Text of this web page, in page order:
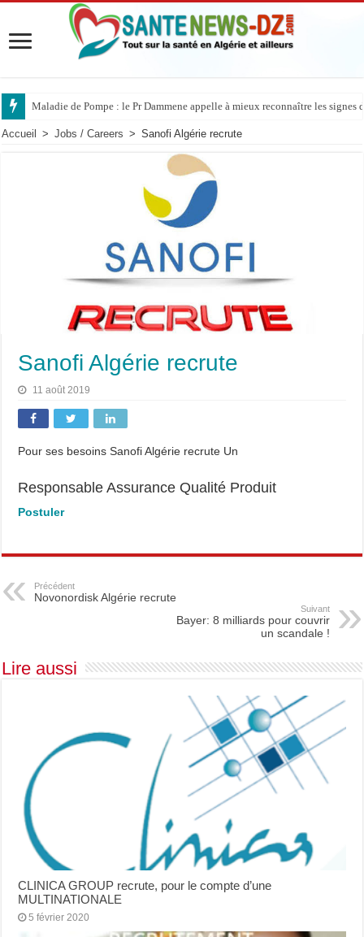
Maladie de Pompe : le Pr Dammene appelle à mieux reconnaître les signes
Accueil > Jobs / Careers > Sanofi Algérie recrute
Sanofi Algérie recrute
11 août 2019
Pour ses besoins Sanofi Algérie recrute Un
Responsable Assurance Qualité Produit
Postuler
Précédent
Novonordisk Algérie recrute
Suivant
Bayer: 8 milliards pour couvrir
un scandale !
Lire aussi
CLINICA GROUP recrute, pour le compte d’une
MULTINATIONALE
5 février 2020